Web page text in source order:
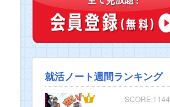
就活ノート週間ランキング
SCORE:1144